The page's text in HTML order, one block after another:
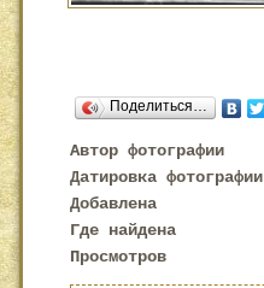
Поделиться…
Автор фотографии
Датировка фотографии
Добавлена
Где найдена
Просмотров